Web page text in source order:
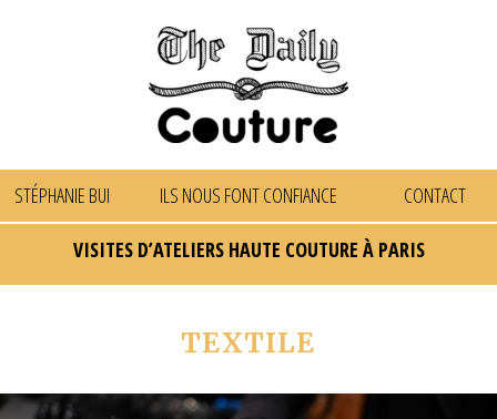
STÉPHANIE BUI ILS NOUS FONT CONFIANCE CONTACT
VISITES D’ATELIERS HAUTE COUTURE À PARIS
TEXTILE